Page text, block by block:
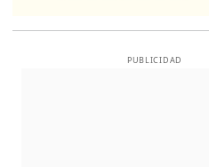
PUBLICIDAD